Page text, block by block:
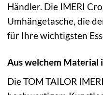
Händler. Die IMERI
Umhängetasche, die
für Ihre wichtigsten
Aus welchem Material
Die TOM TAILOR